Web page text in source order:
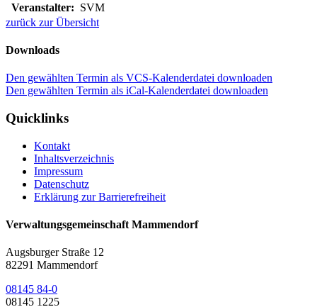
Veranstalter: SVM
zurück zur Übersicht
Downloads
Den gewählten Termin als VCS-Kalenderdatei downloaden
Den gewählten Termin als iCal-Kalenderdatei downloaden
Quicklinks
Kontakt
Inhaltsverzeichnis
Impressum
Datenschutz
Erklärung zur Barrierefreiheit
Verwaltungsgemeinschaft Mammendorf
Augsburger Straße 12
82291 Mammendorf
08145 84-0
08145 1225